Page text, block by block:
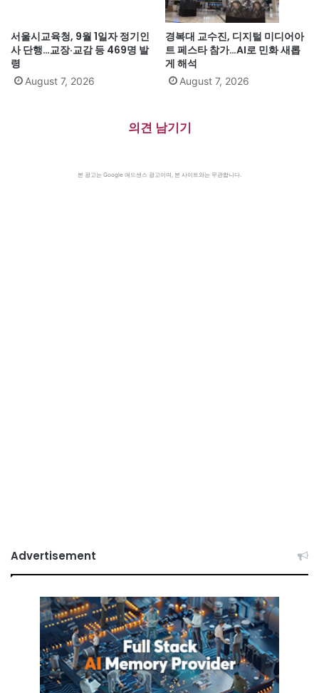
서울시교육청, 9월 1일자 정기인
사 단행…교장·교감 등 469명 발
령
August 7, 2026
경복대 교수진, 디지털 미디어아
트 페스타 참가…AI로 민화 새롭
게 해석
August 7, 2026
의견 남기기
본 광고는 Google 애드센스 광고이며, 본 사이트와는 무관합니다.
Advertisement